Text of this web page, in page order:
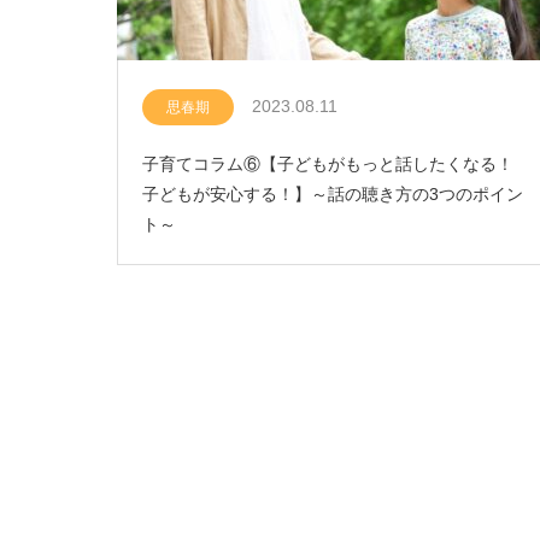
思春期 2023.08.11
子育てコラム⑥【子どもがもっと話したくなる！
子どもが安心する！】～話の聴き方の3つのポイン
ト～